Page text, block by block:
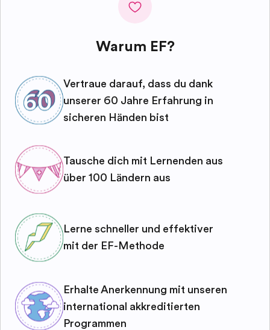
Warum EF?
Vertraue darauf, dass du dank
unserer 60 Jahre Erfahrung in
sicheren Händen bist
Tausche dich mit Lernenden aus
über 100 Ländern aus
Lerne schneller und effektiver
mit der EF-Methode
Erhalte Anerkennung mit unseren
international akkreditierten
Programmen